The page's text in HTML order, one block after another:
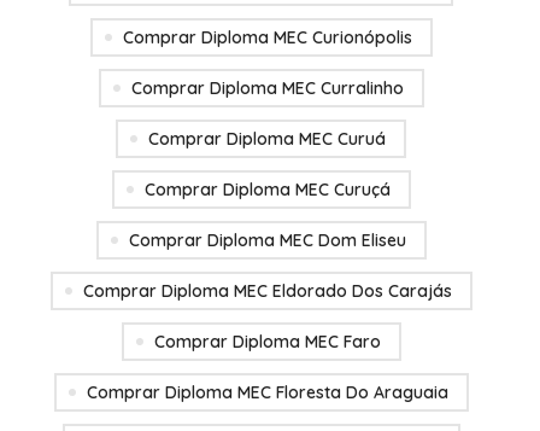
Comprar Diploma MEC Curionópolis
Comprar Diploma MEC Curralinho
Comprar Diploma MEC Curuá
Comprar Diploma MEC Curuçá
Comprar Diploma MEC Dom Eliseu
Comprar Diploma MEC Eldorado Dos Carajás
Comprar Diploma MEC Faro
Comprar Diploma MEC Floresta Do Araguaia